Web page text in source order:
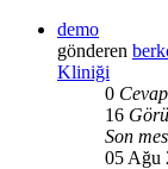
demo
gönderen
Kliniği
0
16
Son
05 Ağu